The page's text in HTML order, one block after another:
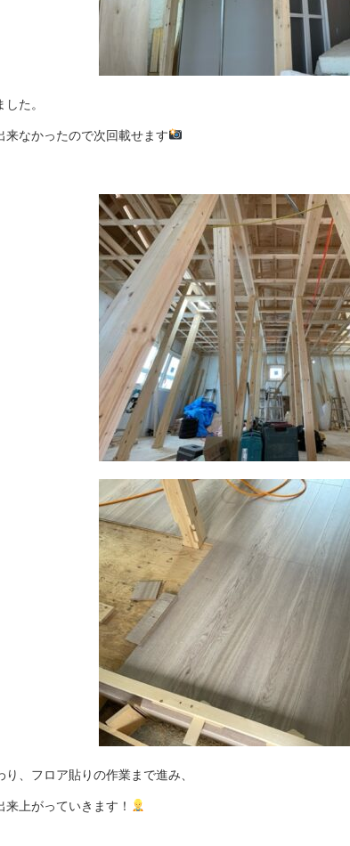
た。
来なかったので次回載せます
、フロア貼りの作業まで進み、
上がっていきます！